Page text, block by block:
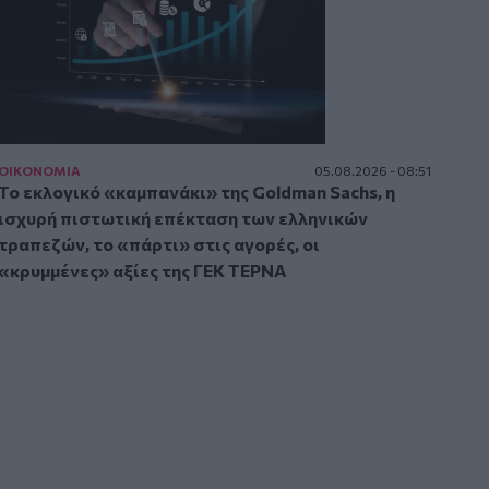
05.08.2026 - 08:51
εκλογικό «καμπανάκι» της Goldman Sachs, η
πιστωτική επέκταση των ελληνικών
το «πάρτι» στις αγορές, οι
αξίες της ΓΕΚ ΤΕΡΝΑ